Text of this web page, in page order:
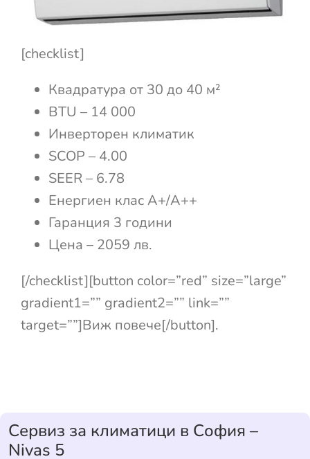
[checklist]
Квадратура от 30 до 40 м²
BTU – 14 000
Инверторен климатик
SCOP – 4.00
SEER – 6.78
Енергиен клас А+/А++
Гаранция 3 години
Цена – 2059 лв.
[/checklist][button color=”red” size=”large”
gradient1=”” gradient2=”” link=””
target=””]Виж повече[/button].
Сервиз за климатици в София –
Nivas 5